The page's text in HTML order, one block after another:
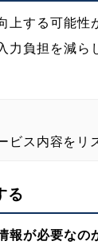
上する可能性
負担を減ら
ビス内容をリ
る
報が必要なの